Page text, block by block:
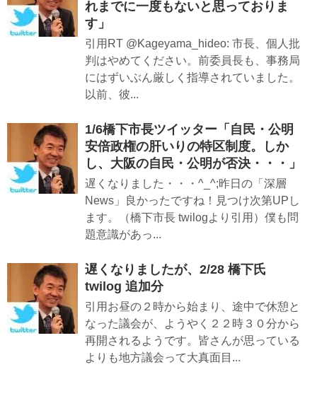
れまでに一度もないと思っておりま
す」
引用RT @Kageyama_hideo: 市長、個人批
判はやめてください。前委員長も、事務局
にはずいぶん厳しく指導されていました。
以前、彼...
1/6橋下市長ツイッター「自民・公明
安倍政権の肝いりの特区制度。しか
し、大阪の自民・公明が否決・・・」
遅くなりました・・・^_^;昨日の「深層
News」良かったですね！見つけ次第UPし
ます。（橋下市長 twilogより引用）僕も問
題意識があっ...
遅くなりましたが、2/28 橋下氏
twilog 追加分
引用お昼の２時から始まり、途中で休憩と
なった議会が、ようやく２２時３０分から
再開されるようです。皆さんが思っている
よりも地方議会って大真面目...